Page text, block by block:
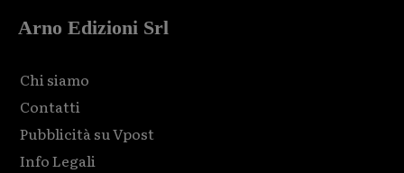
Arno Edizioni Srl
Chi siamo
Contatti
Pubblicità su Vpost
Info Legali